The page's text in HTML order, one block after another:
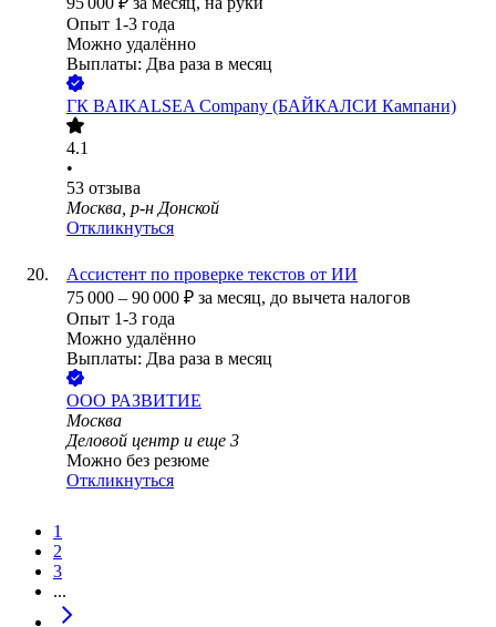
Опыт 1-3 года
Можно удалённо
Выплаты: Два раза в месяц
ГК BAIKALSEA Company (БАЙКАЛСИ Кампани)
4.1
•
53 отзыва
Москва, р-н Донской
Откликнуться
Ассистент по проверке текстов от ИИ
75 000 – 90 000 ₽ за месяц, до вычета налогов
Опыт 1-3 года
Можно удалённо
Выплаты: Два раза в месяц
ООО РАЗВИТИЕ
Москва
Деловой центр и еще 3
Можно без резюме
Откликнуться
1
2
3
...